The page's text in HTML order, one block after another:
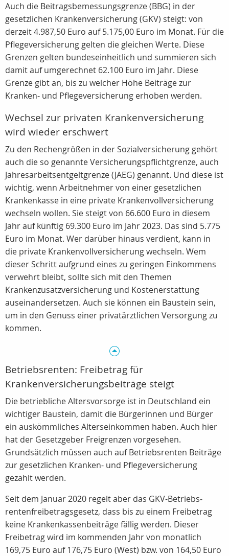
Auch die Beitragsbemessungsgrenze (BBG) in der
gesetzlichen Krankenversicherung (GKV) steigt: von
derzeit 4.987,50 Euro auf 5.175,00 Euro im Monat. Für die
Pflegeversicherung gelten die gleichen Werte. Diese
Grenzen gelten bundeseinheitlich und summieren sich
damit auf umgerechnet 62.100 Euro im Jahr. Diese
Grenze gibt an, bis zu welcher Höhe Beiträge zur
Kranken- und Pflegeversicherung erhoben werden.
Wechsel zur privaten Krankenversicherung
wird wieder erschwert
Zu den Rechengrößen in der Sozialversicherung gehört
auch die so genannte Versicherungspflichtgrenze, auch
Jahresarbeitsentgeltgrenze (JAEG) genannt. Und diese ist
wichtig, wenn Arbeitnehmer von einer gesetzlichen
Krankenkasse in eine private Krankenvollversicherung
wechseln wollen. Sie steigt von 66.600 Euro in diesem
Jahr auf künftig 69.300 Euro im Jahr 2023. Das sind 5.775
Euro im Monat. Wer darüber hinaus verdient, kann in
die private Krankenvollversicherung wechseln. Wem
dieser Schritt aufgrund eines zu geringen Einkommens
verwehrt bleibt, sollte sich mit den Themen
Krankenzusatzversicherung und Kostenerstattung
auseinandersetzen. Auch sie können ein Baustein sein,
um in den Genuss einer privatärztlichen Versorgung zu
kommen.
Betriebsrenten: Freibetrag für
Krankenversicherungsbeiträge steigt
Die betriebliche Altersvorsorge ist in Deutschland ein
wichtiger Baustein, damit die Bürgerinnen und Bürger
ein auskömmliches Alterseinkommen haben. Auch hier
hat der Gesetzgeber Freigrenzen vorgesehen.
Grundsätzlich müssen auch auf Betriebsrenten Beiträge
zur gesetzlichen Kranken- und Pflegeversicherung
gezahlt werden.
Seit dem Januar 2020 regelt aber das GKV-Betriebs­
rentenfrei­betrags­gesetz, dass bis zu einem Freibetrag
keine Krankenkassenbeiträge fällig werden. Dieser
Freibetrag wird im kommenden Jahr von monatlich
169,75 Euro auf 176,75 Euro (West) bzw. von 164,50 Euro